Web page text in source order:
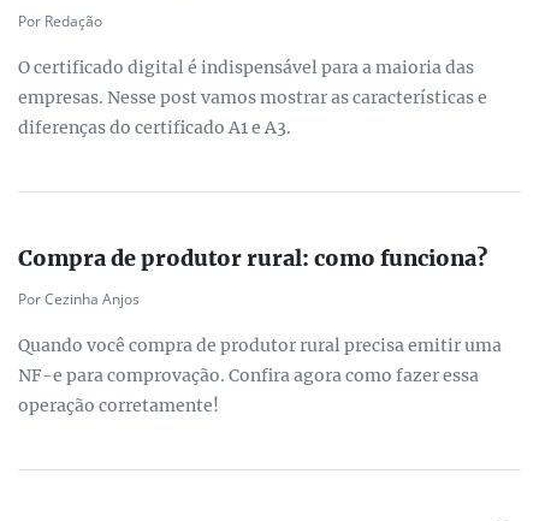
Por Redação
O certificado digital é indispensável para a maioria das
empresas. Nesse post vamos mostrar as características e
diferenças do certificado A1 e A3.
Compra de produtor rural: como funciona?
Por Cezinha Anjos
Quando você compra de produtor rural precisa emitir uma
NF-e para comprovação. Confira agora como fazer essa
operação corretamente!